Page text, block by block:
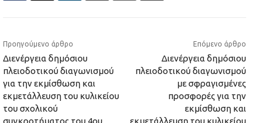
Προηγούμενο άρθρο
Διενέργεια δημόσιου
πλειοδοτικού διαγωνισμού
για την εκμίσθωση και
εκμετάλλευση του κυλικείου
του σχολικού
συγκροτήματος του 4ου
Επόμενο άρθρο
Διενέργεια δημόσιου
πλειοδοτικού διαγωνισμού
με σφραγισμένες
προσφορές για την
εκμίσθωση και
εκμετάλλευση του κυλικείου